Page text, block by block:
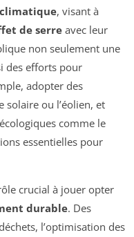
, visant à
de serre avec leur
non seulement une
des efforts pour
adopter des
solaire ou l’éolien, et
comme le
essentielles pour
crucial à jouer opter
durable. Des
l’optimisation des